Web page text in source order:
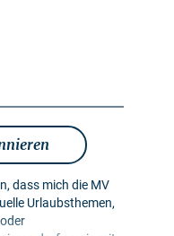
dass mich die MV